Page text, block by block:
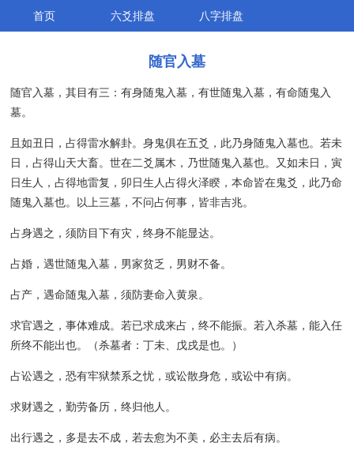
首页 六爻排盘 八字排盘
随官入墓
随官入墓，其目有三：有身随鬼入墓，有世随鬼入墓，有命随鬼入
墓。
且如丑日，占得雷水解卦。身鬼俱在五爻，此乃身随鬼入墓也。若未
日，占得山天大畜。世在二爻属木，乃世随鬼入墓也。又如未日，寅
日生人，占得地雷复，卯日生人占得火泽睽，本命皆在鬼爻，此乃命
随鬼入墓也。以上三墓，不问占何事，皆非吉兆。
占身遇之，须防目下有灾，终身不能显达。
占婚，遇世随鬼入墓，男家贫乏，男财不备。
占产，遇命随鬼入墓，须防妻命入黄泉。
求官遇之，事体难成。若已求成来占，终不能振。若入杀墓，能入任
所终不能出也。（杀墓者：丁未、戊戌是也。）
占讼遇之，恐有牢狱禁系之忧，或讼散身危，或讼中有病。
求财遇之，勤劳备历，终归他人。
出行遇之，多是去不成，若去愈为不美，必主去后有病。